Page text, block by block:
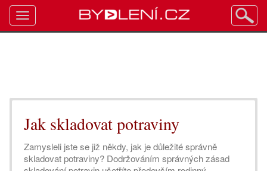
Jak skladovat potraviny
Zamysleli jste se již někdy, jak je důležité správně
skladovat potraviny? Dodržováním správných zásad
Toggle
navigation